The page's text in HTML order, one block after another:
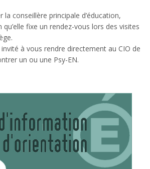
la conseillère principale d’éducation,
fixe un rendez-vous lors des visites
à vous rendre directement au CIO de
un ou une Psy-EN.